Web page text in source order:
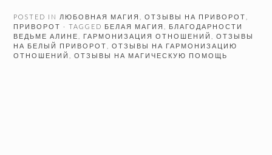
POSTED IN ЛЮБОВНАЯ МАГИЯ ,ОТЗЫВЫ НА ПРИВОРОТ
ПРИВОРОТ · TAGGED БЕЛАЯ МАГИЯ
БЛАГОДАРНОСТИ
ВЕДЬМЕ АЛИНЕ
ГАРМОНИЗАЦИЯ ОТНОШЕНИЙ ,ОТЗЫВЫ
НА БЕЛЫЙ ПРИВОРОТ
,ОТЗЫВЫ НА ГАРМОНИЗАЦИЮ
ОТНОШЕНИЙ
,ОТЗЫВЫ НА МАГИЧЕСКУЮ ПОМОЩЬ